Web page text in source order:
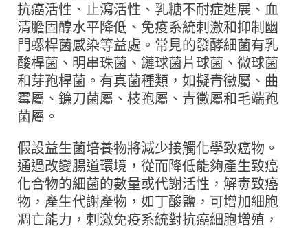
抗癌活性、止瀉活性、乳糖不耐症進展、血
清膽固醇水平降低、免疫系統刺激和抑制幽
門螺桿菌感染等益處。常見的發酵細菌有乳
酸桿菌、明串珠菌、鏈球菌片球菌、微球菌
和芽孢桿菌。有真菌種類，如擬青黴屬、曲
霉屬、鐮刀菌屬、枝孢屬、青黴屬和毛端孢
菌屬。
假設益生菌培養物將減少接觸化學致癌物。
通過改變腸道環境，從而降低能夠產生致癌
化合物的細菌的數量或代謝活性，解毒致癌
物，產生代謝產物，如丁酸鹽，可增加細胞
凋亡能力，刺激免疫系統對抗癌細胞增殖，